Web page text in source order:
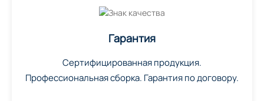
Гарантия
Сертифицированная продукция.
Профессиональная сборка. Гарантия по договору.